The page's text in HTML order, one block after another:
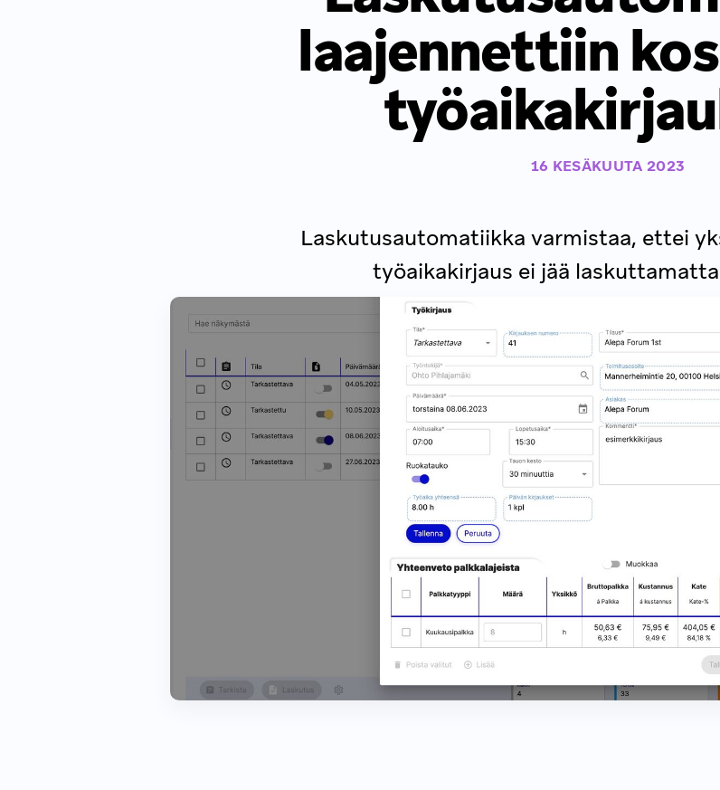
laajennettiin
16 KESÄKUUTA 2023
Laskutusautomatiikka varmistaa, ettei
työaikakirjaus ei jää